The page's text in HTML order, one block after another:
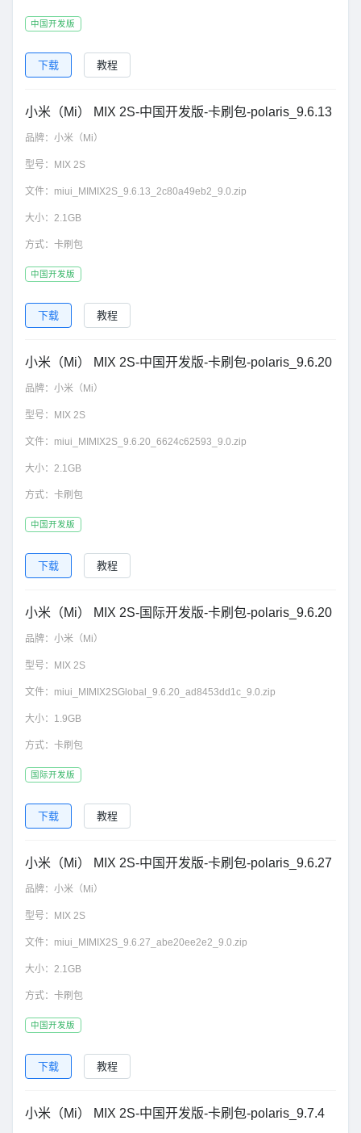
中国开发版
下载 教程
小米（Mi） MIX 2S-中国开发版-卡刷包-polaris_9.6.13
品牌： 小米（Mi）
型号： MIX 2S
文件： miui_MIMIX2S_9.6.13_2c80a49eb2_9.0.zip
大小： 2.1GB
方式： 卡刷包
中国开发版
下载 教程
小米（Mi） MIX 2S-中国开发版-卡刷包-polaris_9.6.20
品牌： 小米（Mi）
型号： MIX 2S
文件： miui_MIMIX2S_9.6.20_6624c62593_9.0.zip
大小： 2.1GB
方式： 卡刷包
中国开发版
下载 教程
小米（Mi） MIX 2S-国际开发版-卡刷包-polaris_9.6.20
品牌： 小米（Mi）
型号： MIX 2S
文件： miui_MIMIX2SGlobal_9.6.20_ad8453dd1c_9.0.zip
大小： 1.9GB
方式： 卡刷包
国际开发版
下载 教程
小米（Mi） MIX 2S-中国开发版-卡刷包-polaris_9.6.27
品牌： 小米（Mi）
型号： MIX 2S
文件： miui_MIMIX2S_9.6.27_abe20ee2e2_9.0.zip
大小： 2.1GB
方式： 卡刷包
中国开发版
下载 教程
小米（Mi） MIX 2S-中国开发版-卡刷包-polaris_9.7.4